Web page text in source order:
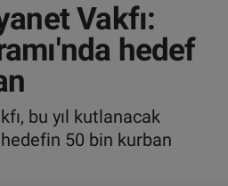
Vakfı:
hedef
bu yıl kutlanacak
50 bin kurban
ve Fikstür